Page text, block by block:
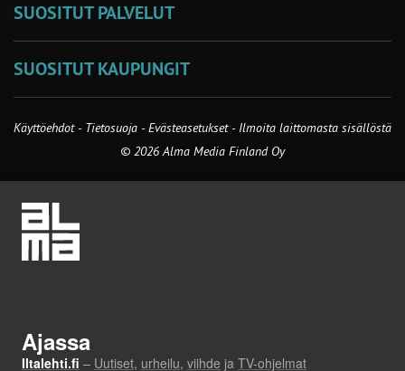
SUOSITUT PALVELUT
SUOSITUT KAUPUNGIT
Käyttöehdot - Tietosuoja -Evästeasetukset- Ilmoita laittomasta sisällöstä
© 2026 Alma Media Finland Oy